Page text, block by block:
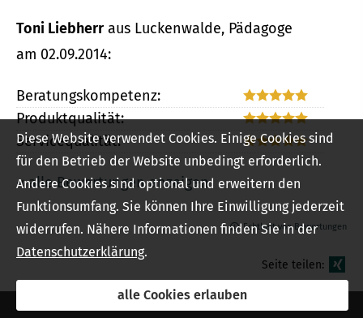
Toni Liebherr aus Luckenwalde, Pädagoge
am 02.09.2014:
Beratungskompetenz:
Produktqualität:
Servicequalität:
« alle Bewertungen anzeigen
Echtheit von Bewertungen
Seite teilen:
Diese Website verwendet Cookies. Einige Cookies sind
für den Betrieb der Website unbedingt erforderlich.
Andere Cookies sind optional und erweitern den
Funktionsumfang. Sie können Ihre Einwilligung jederzeit
widerrufen. Nähere Informationen finden Sie in der
Datenschutzerklärung.
alle Cookies erlauben